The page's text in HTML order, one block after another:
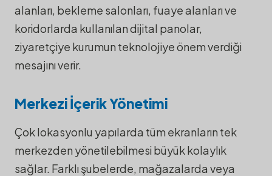
alanları, bekleme salonları, fuaye alanları ve
koridorlarda kullanılan dijital panolar,
ziyaretçiye kurumun teknolojiye önem verdiği
mesajını verir.
Merkezi İçerik Yönetimi
Çok lokasyonlu yapılarda tüm ekranların tek
merkezden yönetilebilmesi büyük kolaylık
sağlar. Farklı şubelerde, mağazalarda veya